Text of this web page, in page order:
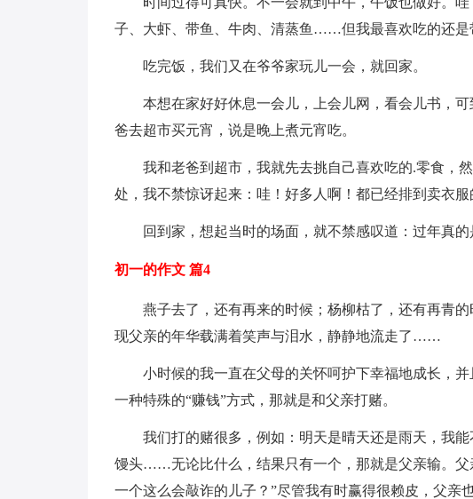
子、大虾、带鱼、牛肉、清蒸鱼……但我最喜欢吃的还是
吃完饭，我们又在爷爷家玩儿一会，就回家。
本想在家好好休息一会儿，上会儿网，看会儿书，
爸去超市买元宵，说是晚上煮元宵吃。
我和老爸到超市，我就先去挑自己喜欢吃的.零食，
处，我不禁惊讶起来：哇！好多人啊！都已经排到卖衣服
回到家，想起当时的场面，就不禁感叹道：过年真
初一的作文 篇4
燕子去了，还有再来的时候；杨柳枯了，还有再青
现父亲的年华载满着笑声与泪水，静静地流走了……
小时候的我一直在父母的关怀呵护下幸福地成长，
一种特殊的“赚钱”方式，那就是和父亲打赌。
我们打的赌很多，例如：明天是晴天还是雨天，我
馒头……无论比什么，结果只有一个，那就是父亲输。父
一个这么会敲诈的儿子？”尽管我有时赢得很赖皮，父亲